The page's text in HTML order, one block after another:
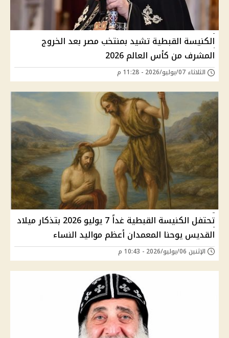
الكنيسة القبطية تشيد بمنتخب مصر بعد الخروج
المشرف من كأس العالم 2026
الثلاثاء 07/يوليو/2026 - 11:28 م
تحتفل الكنيسة القبطية غداً 7 يوليو 2026 بتذكار ميلاد
القديس يوحنا المعمدان أعظم مواليد النساء
الإثنين 06/يوليو/2026 - 10:43 م